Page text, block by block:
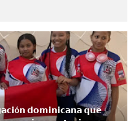
𝗱𝗼𝗺𝗶𝗻𝗶𝗰𝗮𝗻𝗮 𝗾𝘂𝗲